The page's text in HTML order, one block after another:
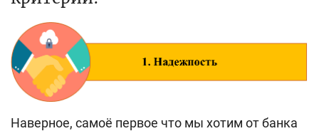
Поиск по сайту
Карта сайта
Наверное, самоё первое что мы хотим от банка